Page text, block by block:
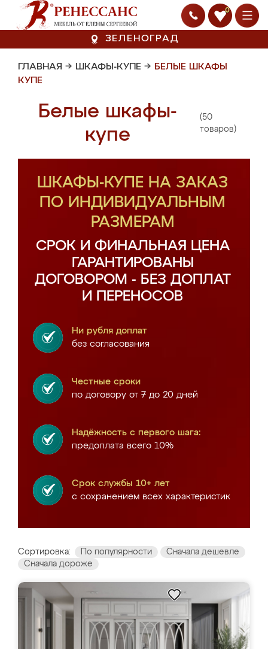
0
ЗЕЛЕНОГРАД
ГЛАВНАЯ → ШКАФЫ-КУПЕ → БЕЛЫЕ ШКАФЫ
КУПЕ
Белые шкафы-
купе
(50
товаров)
ШКАФЫ-КУПЕ НА ЗАКАЗ
ПО ИНДИВИДУАЛЬНЫМ
РАЗМЕРАМ
СРОК И ФИНАЛЬНАЯ ЦЕНА
ГАРАНТИРОВАНЫ
ДОГОВОРОМ - БЕЗ ДОПЛАТ
И ПЕРЕНОСОВ
Ни рубля доплат
без согласования
Честные сроки
по договору от 7 до 20 дней
Надёжность с первого шага:
предоплата всего 10%
Срок службы 10+ лет
с сохранением всех характеристик
Сортировка: По популярности
Сначала дешевле
Сначала дороже